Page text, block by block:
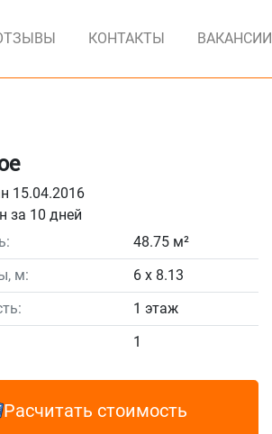
КОНТАКТЫ ВАКАНСИИ
15.04.2016
за 10 дней
48.75 м²
м:
6 x 8.13
1 этаж
1
Расчитать стоимость